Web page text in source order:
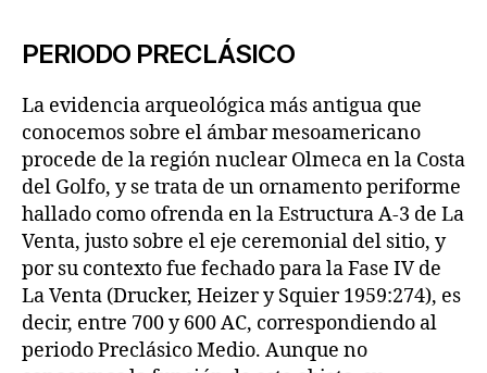
PERIODO PRECLÁSICO
La evidencia arqueológica más antigua que
conocemos sobre el ámbar mesoamericano
procede de la región nuclear Olmeca en la Costa
del Golfo, y se trata de un ornamento periforme
hallado como ofrenda en la Estructura A-3 de La
Venta, justo sobre el eje ceremonial del sitio, y
por su contexto fue fechado para la Fase IV de
La Venta (Drucker, Heizer y Squier 1959:274), es
decir, entre 700 y 600 AC, correspondiendo al
periodo Preclásico Medio. Aunque no